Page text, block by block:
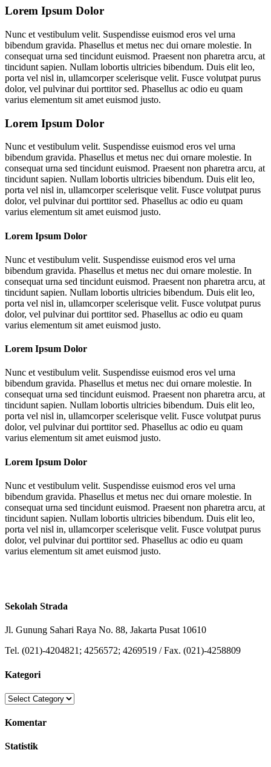
Lorem Ipsum Dolor
Nunc et vestibulum velit. Suspendisse euismod eros vel urna
bibendum gravida. Phasellus et metus nec dui ornare molestie. In
consequat urna sed tincidunt euismod. Praesent non pharetra arcu, at
tincidunt sapien. Nullam lobortis ultricies bibendum. Duis elit leo,
porta vel nisl in, ullamcorper scelerisque velit. Fusce volutpat purus
dolor, vel pulvinar dui porttitor sed. Phasellus ac odio eu quam
varius elementum sit amet euismod justo.
Lorem Ipsum Dolor
Nunc et vestibulum velit. Suspendisse euismod eros vel urna
bibendum gravida. Phasellus et metus nec dui ornare molestie. In
consequat urna sed tincidunt euismod. Praesent non pharetra arcu, at
tincidunt sapien. Nullam lobortis ultricies bibendum. Duis elit leo,
porta vel nisl in, ullamcorper scelerisque velit. Fusce volutpat purus
dolor, vel pulvinar dui porttitor sed. Phasellus ac odio eu quam
varius elementum sit amet euismod justo.
Lorem Ipsum Dolor
Nunc et vestibulum velit. Suspendisse euismod eros vel urna
bibendum gravida. Phasellus et metus nec dui ornare molestie. In
consequat urna sed tincidunt euismod. Praesent non pharetra arcu, at
tincidunt sapien. Nullam lobortis ultricies bibendum. Duis elit leo,
porta vel nisl in, ullamcorper scelerisque velit. Fusce volutpat purus
dolor, vel pulvinar dui porttitor sed. Phasellus ac odio eu quam
varius elementum sit amet euismod justo.
Lorem Ipsum Dolor
Nunc et vestibulum velit. Suspendisse euismod eros vel urna
bibendum gravida. Phasellus et metus nec dui ornare molestie. In
consequat urna sed tincidunt euismod. Praesent non pharetra arcu, at
tincidunt sapien. Nullam lobortis ultricies bibendum. Duis elit leo,
porta vel nisl in, ullamcorper scelerisque velit. Fusce volutpat purus
dolor, vel pulvinar dui porttitor sed. Phasellus ac odio eu quam
varius elementum sit amet euismod justo.
Lorem Ipsum Dolor
Nunc et vestibulum velit. Suspendisse euismod eros vel urna
bibendum gravida. Phasellus et metus nec dui ornare molestie. In
consequat urna sed tincidunt euismod. Praesent non pharetra arcu, at
tincidunt sapien. Nullam lobortis ultricies bibendum. Duis elit leo,
porta vel nisl in, ullamcorper scelerisque velit. Fusce volutpat purus
dolor, vel pulvinar dui porttitor sed. Phasellus ac odio eu quam
varius elementum sit amet euismod justo.
Sekolah Strada
Jl. Gunung Sahari Raya No. 88, Jakarta Pusat 10610
Tel. (021)-4204821; 4256572; 4269519 / Fax. (021)-4258809
Kategori
Kategori
Komentar
Statistik